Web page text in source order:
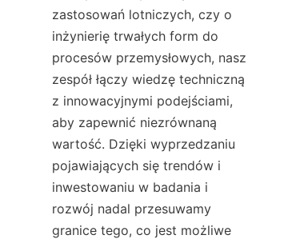
zastosowań lotniczych, czy o
inżynierię trwałych form do
procesów przemysłowych, nasz
zespół łączy wiedzę techniczną
z innowacyjnymi podejściami,
aby zapewnić niezrównaną
wartość. Dzięki wyprzedzaniu
pojawiających się trendów i
inwestowaniu w badania i
rozwój nadal przesuwamy
granice tego, co jest możliwe